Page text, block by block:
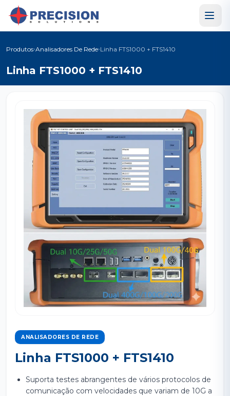
Produtos›Analisadores De Rede›Linha FTS1000 + FTS1410
Linha FTS1000 + FTS1410
ANALISADORES DE REDE
Linha FTS1000 + FTS1410
Suporta testes abrangentes de vários protocolos de
comunicação com velocidades que variam de 10G a